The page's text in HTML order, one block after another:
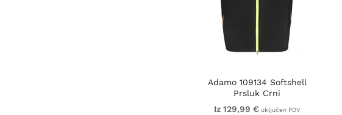
Adamo 109134 Softshell
Prsluk Crni
Iz 129,99 € uključen PDV